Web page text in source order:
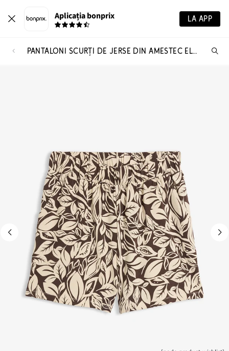
Aplicația bonprix LA APP
PANTALONI SCURȚI DE JERSE DIN AMESTEC ELASTIC DE BUMBAC